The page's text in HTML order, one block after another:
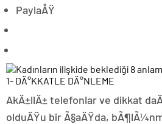
PaylaÅŸ
1- DÄ°KKATLE DÄ°NLEME
AkÄ±llÄ± telefonlar ve dikkat
olduÄŸu bir Ã§aÄŸda,